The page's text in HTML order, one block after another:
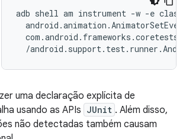
adb shell am instrument -w -e
  com.android.frameworks.coretests\
uma declaração explícita de
usando as APIs JUnit . Além disso,
não detectadas também causam